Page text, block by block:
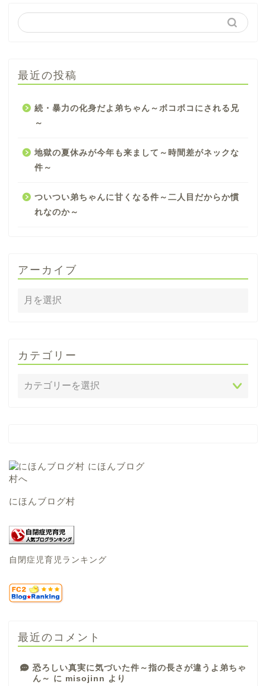
最近の投稿
続・暴力の化身だよ弟ちゃん～ボコボコにされる兄
～
地獄の夏休みが今年も来まして～時間差がネックな
件～
ついつい弟ちゃんに甘くなる件～二人目だからか慣
れなのか～
アーカイブ
カテゴリー
にほんブログ村
自閉症児育児ランキング
最近のコメント
恐ろしい真実に気づいた件～指の長さが違うよ弟ちゃ
ん～ に misojinn より